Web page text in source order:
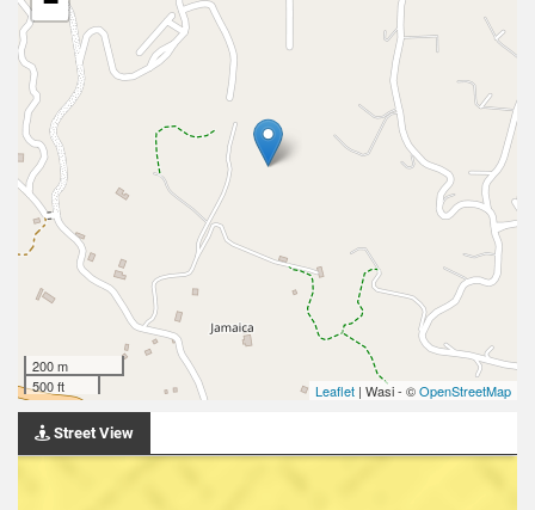
200 m
500 ft
Leaflet | Wasi - ©OpenStreetMap
Street View